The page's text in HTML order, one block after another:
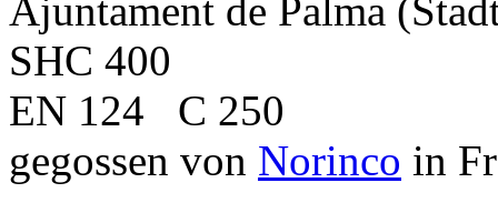
Ajuntament de Palma
SHC 400
EN 124 C 250
gegossen von Norinco in